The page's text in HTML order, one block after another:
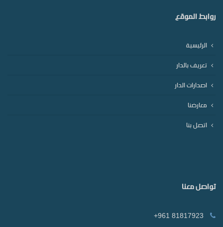
روابط الموقع
الرئيسية
تعريف بالدار
اصدارات الدار
معارضنا
اتصل بنا
تواصل معنا
+961 81817923